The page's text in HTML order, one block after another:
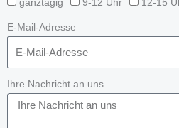
ganztägig
9-12 Uhr 12-15
E-Mail-Adresse
Ihre Nachricht an uns